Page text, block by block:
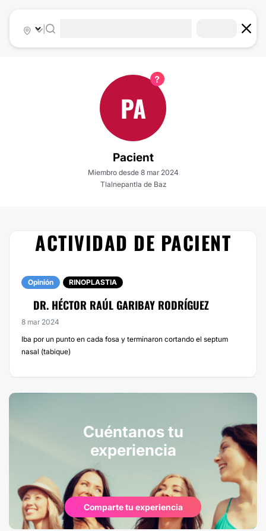
|
PA
Pacient
Miembro desde 8 mar 2024
Tlalnepantla de Baz
ACTIVIDAD DE PACIENT
Opinión RINOPLASTIA
DR. HÉCTOR RAÚL GARIBAY RODRÍGUEZ
8 mar 2024
Iba por un punto en cada fosa y terminaron cortando el septum
nasal (tabique)
Cuéntanos tu
experiencia
Comparte tu experiencia